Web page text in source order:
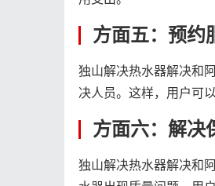
方面五：预约
独山解决热水器解决和
决人员。这样，用户可
方面六：解决
独山解决热水器解决和